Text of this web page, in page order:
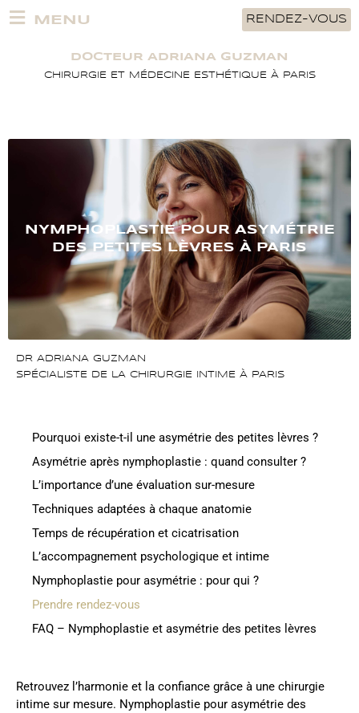
Aller
au
MENU RENDEZ-VOUS
DOCTEUR ADRIANA GUZMAN
CHIRURGIE ET MÉDECINE ESTHÉTIQUE À PARIS
NYMPHOPLASTIE POUR ASYMÉTRIE
DES PETITES LÈVRES À PARIS
DR ADRIANA GUZMAN
SPÉCIALISTE DE LA CHIRURGIE INTIME À PARIS
Pourquoi existe-t-il une asymétrie des petites lèvres ?
Asymétrie après nymphoplastie : quand consulter ?
L’importance d’une évaluation sur-mesure
Techniques adaptées à chaque anatomie
Temps de récupération et cicatrisation
L’accompagnement psychologique et intime
Nymphoplastie pour asymétrie : pour qui ?
Prendre rendez-vous
FAQ – Nymphoplastie et asymétrie des petites lèvres
Retrouvez l’harmonie et la confiance grâce à une chirurgie
intime sur mesure. Nymphoplastie pour asymétrie des